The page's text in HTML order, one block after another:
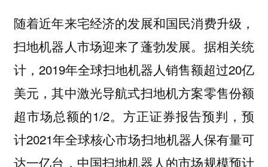
随着近年来宅经济的发展和国民消费升级，
扫地机器人市场迎来了蓬勃发展。据相关统
计，2019年全球扫地机器人销售额超过20亿
美元，其中激光导航式扫地机方案零售份额
超市场总额的1/2。方正证券报告预判，预
计2021年全球核心市场扫地机器人保有量可
达一亿台，中国扫地机器人的市场规模预计